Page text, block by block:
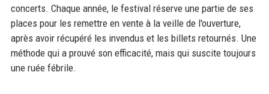
concerts. Chaque année, le festival réserve une partie de ses
places pour les remettre en vente à la veille de l'ouverture,
après avoir récupéré les invendus et les billets retournés. Une
méthode qui a prouvé son efficacité, mais qui suscite toujours
une ruée fébrile.